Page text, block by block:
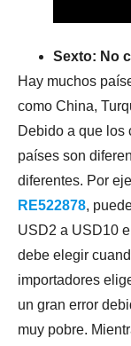
Sexto: No
Hay muchos
como China,
Debido a que los
países son
diferentes. Por
RE522878,
USD2 a USD10
debe elegir
importadores
un gran error
muy pobre.